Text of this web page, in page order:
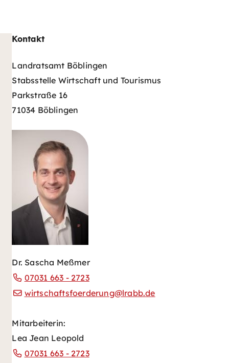
Kontakt
Landratsamt Böblingen
Stabsstelle Wirtschaft und Tourismus
Parkstraße 16
71034 Böblingen
Dr. Sascha Meßmer
07031 663 - 2723
wirtschaftsfoerderung@lrabb.de
Mitarbeiterin:
Lea Jean Leopold
07031 663 - 2723